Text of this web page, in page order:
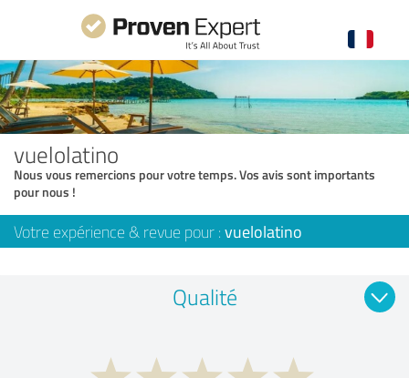
vuelolatino
Nous vous remercions pour votre temps. Vos avis sont importants
pour nous !
Votre expérience & revue pour : vuelolatino
Qualité